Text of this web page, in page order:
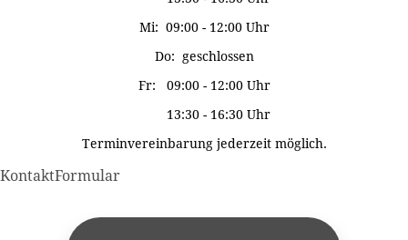
Mi: 09:00 - 12:00 Uhr
Do: geschlossen
Fr: 09:00 - 12:00 Uhr
13:30 - 16:30 Uhr
Terminvereinbarung jederzeit möglich.
KontaktFormular